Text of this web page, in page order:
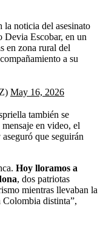
noticia del asesinato
Devia Escobar, en un
en zona rural del
a su
May 16, 2026
también se
en video, el
que seguirán
Hoy lloramos a
, dos patriotas
mientras llevaban la
Colombia distinta”,